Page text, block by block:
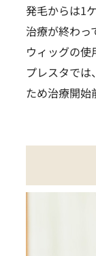
発毛からは1
治療が終わっ
ウィッグの使
プレスタで
ため治療開始